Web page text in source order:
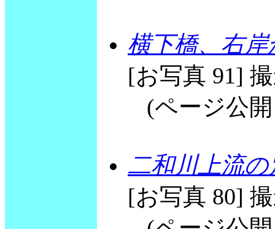
横下橋、右
[お写真 91]
(ページ公開
二和川上流
[お写真 80]